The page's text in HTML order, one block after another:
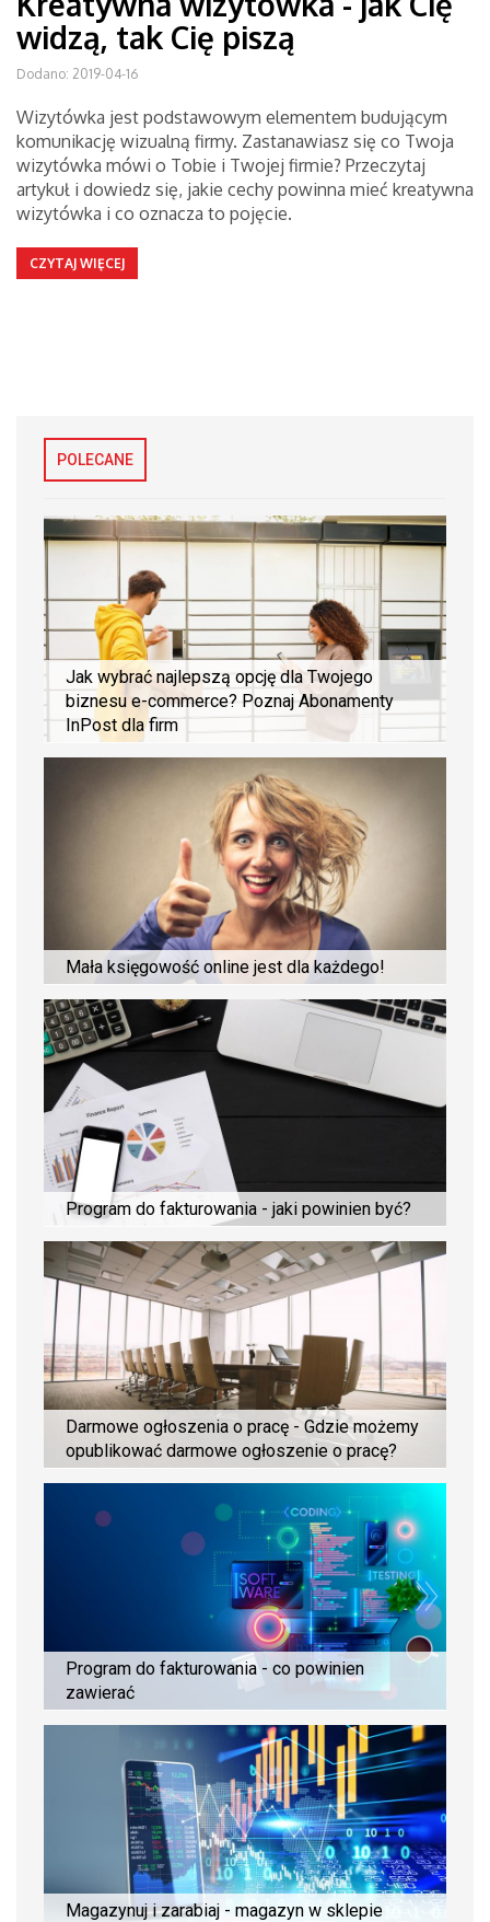
widzą, tak Cię piszą
Dodano: 2019-04-16
Wizytówka jest podstawowym elementem budującym
komunikację wizualną firmy. Zastanawiasz się co Twoja
wizytówka mówi o Tobie i Twojej firmie? Przeczytaj
artykuł i dowiedz się, jakie cechy powinna mieć kreatywna
wizytówka i co oznacza to pojęcie.
CZYTAJ WIĘCEJ
POLECANE
Jak wybrać najlepszą opcję dla Twojego
biznesu e-commerce? Poznaj Abonamenty
InPost dla firm
Mała księgowość online jest dla każdego!
Program do fakturowania - jaki powinien być?
Darmowe ogłoszenia o pracę - Gdzie możemy
opublikować darmowe ogłoszenie o pracę?
Program do fakturowania - co powinien
zawierać
Magazynuj i zarabiaj - magazyn w sklepie